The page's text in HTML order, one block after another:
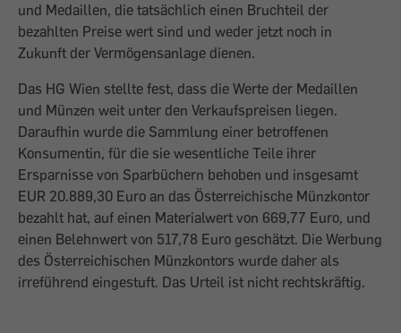
und Medaillen, die tatsächlich einen Bruchteil der
bezahlten Preise wert sind und weder jetzt noch in
Zukunft der Vermögensanlage dienen.
Das HG Wien stellte fest, dass die Werte der Medaillen
und Münzen weit unter den Verkaufspreisen liegen.
Daraufhin wurde die Sammlung einer betroffenen
Konsumentin, für die sie wesentliche Teile ihrer
Ersparnisse von Sparbüchern behoben und insgesamt
EUR 20.889,30 Euro an das Österreichische Münzkontor
bezahlt hat, auf einen Materialwert von 669,77 Euro, und
einen Belehnwert von 517,78 Euro geschätzt. Die Werbung
des Österreichischen Münzkontors wurde daher als
irreführend eingestuft. Das Urteil ist nicht rechtskräftig.